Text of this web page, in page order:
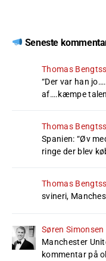
Seneste
Thomas
“Der var han
af….kæmpe
Thomas
Spanien: “Øv
ringe der blev
Thomas
svineri,
Søren Simonsen
Manchester
kommentar på